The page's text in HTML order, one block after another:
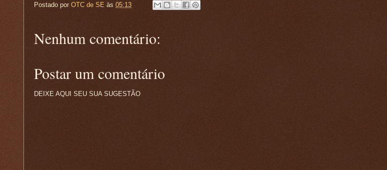
Postado por OTC de SE às 05:13
Nenhum comentário:
Postar um comentário
DEIXE AQUI SEU SUA SUGESTÃO